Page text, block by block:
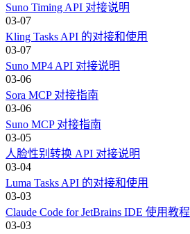
Suno Timing API 对接说明
03-07
Kling Tasks API 的对接和使用
03-07
Suno MP4 API 对接说明
03-06
Sora MCP 对接指南
03-06
Suno MCP 对接指南
03-05
人脸性别转换 API 对接说明
03-04
Luma Tasks API 的对接和使用
03-03
Claude Code for JetBrains IDE 使用教程
03-03